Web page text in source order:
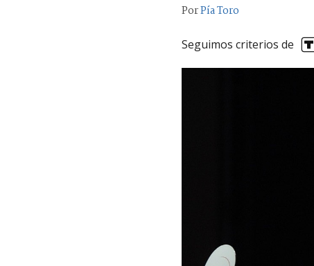
PorPía Toro
Seguimos criterios de